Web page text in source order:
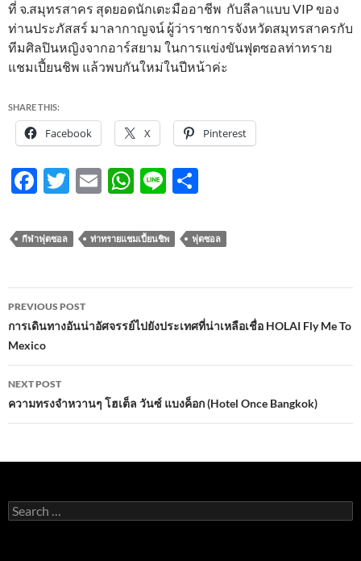
ที่ จ.สมุทรสาคร สุดยอดนักเตะมืออาชีพ กับลีลาแบบ VIP ของ
ท่านประภัสสร์ มาลากาญจน์ ผู้ว่าราชการจังหวัดสมุทรสาครกับ
ทีมศิลปินหญิงจากอาร์สยาม ในการแข่งขันฟุตซอลท่าทราย
แชมเปี้ยนชิพ แล้วพบกันใหม่ในปีหน้าค่ะ
SHARE THIS:
Facebook X Pinterest
F
e
o
o
k
T
itt
E
ail
W
at
A
p
Li
e
ar
กีฬาฟุตซอล ท่าทรายแชมเปี้ยนชิพ ฟุตซอล
Post
navigation
PREVIOUS POST
การเดินทางอันน่าอัศจรรย์ไปยังประเทศที่น่าเหลือเชื่อ HOLAI Fly Me To
Mexico
NEXT POST
ความทรงจำหวานๆ โฮเต็ล วันซ์ แบงค็อก (Hotel Once Bangkok)
Search
for: